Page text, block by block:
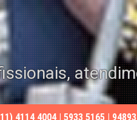
4114 4004 | 5933 5165 |